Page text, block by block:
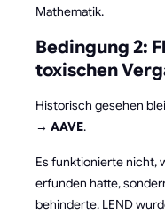
Mathematik.
Bedingung 2:
toxischen
Historisch gesehen
→ AAVE.
Es funktionierte nicht,
erfunden hatte,
behinderte. LEND